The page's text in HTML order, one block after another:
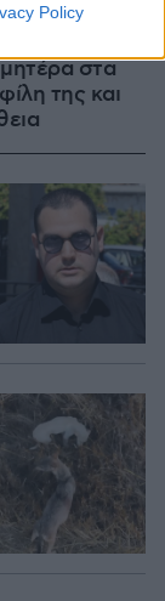
Policy
στα
της και